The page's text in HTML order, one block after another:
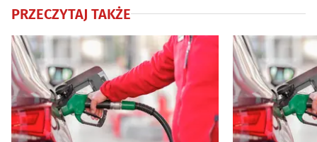
PRZECZYTAJ TAKŻE